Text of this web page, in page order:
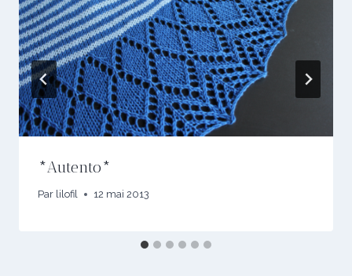
*Autento*
Par lilofil 12 mai 2013